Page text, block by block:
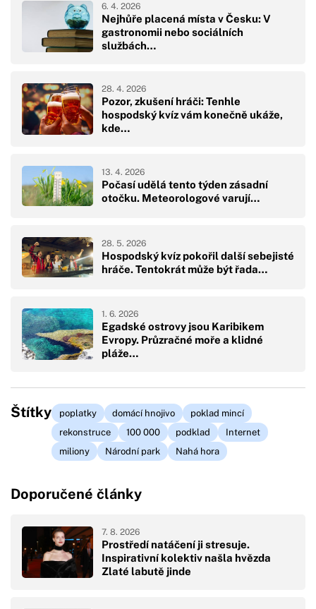
Nejhůře placená místa v Česku: V
gastronomii nebo sociálních
službách…
6. 4. 2026
Pozor, zkušení hráči: Tenhle
hospodský kvíz vám konečně ukáže,
kde…
28. 4. 2026
Počasí udělá tento týden zásadní
otočku. Meteorologové varují…
13. 4. 2026
Hospodský kvíz pokořil další sebejisté
hráče. Tentokrát může být řada…
28. 5. 2026
Egadské ostrovy jsou Karibikem
Evropy. Průzračné moře a klidné
pláže…
1. 6. 2026
Štítky poplatky domácí hnojivo
poklad mincí
rekonstruce
100 000 podklad
Internet
miliony
Národní park Nahá hora
Doporučené články
Prostředí natáčení ji stresuje.
Inspirativní kolektiv našla hvězda
Zlaté labutě jinde
7. 8. 2026